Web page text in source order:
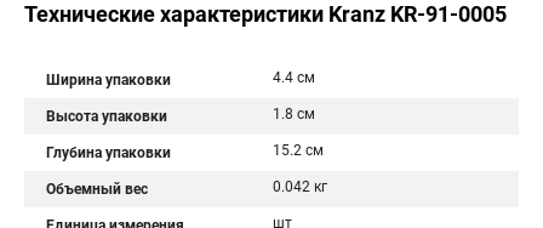
Технические характеристики Kranz KR-91-0005
Ширина упаковки 4.4 см
Высота упаковки 1.8 см
Глубина упаковки 15.2 см
Объемный вес 0.042 кг
шт